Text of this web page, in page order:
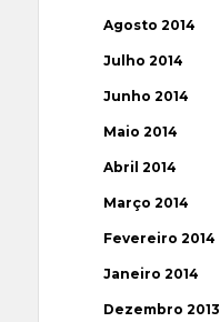
Agosto 2014
Julho 2014
Junho 2014
Maio 2014
Abril 2014
Março 2014
Fevereiro 2014
Janeiro 2014
Dezembro 2013